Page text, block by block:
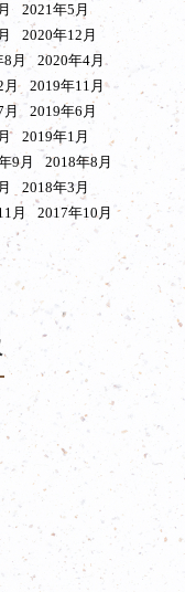
2021年5月
2020年12月
8月
2020年4月
月
2019年11月
2019年6月
2019年1月
9月
2018年8月
2018年3月
月
2017年10月